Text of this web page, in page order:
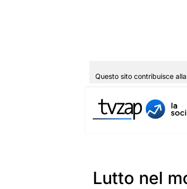
al
Questo sito contribuisce
Lutto nel